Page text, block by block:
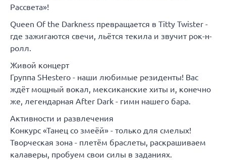
Рассвета»!
Queen Of the Darkness превращается в Titty Twister -
где зажигаются свечи, льётся текила и звучит рок-н-
ролл.
Живой концерт
Группа SHestero - наши любимые резиденты! Вас
ждёт мощный вокал, мексиканские хиты и, конечно
же, легендарная After Dark - гимн нашего бара.
Активности и развлечения
Конкурс «Танец со змеёй» - только для смелых!
Творческая зона - плетём браслеты, раскрашиваем
калаверы, пробуем свои силы в заданиях.